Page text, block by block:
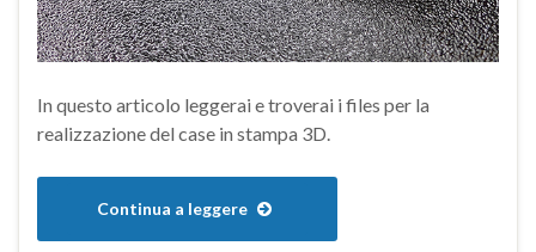
In questo articolo leggerai e troverai i files per la
realizzazione del case in stampa 3D.
Continua a leggere